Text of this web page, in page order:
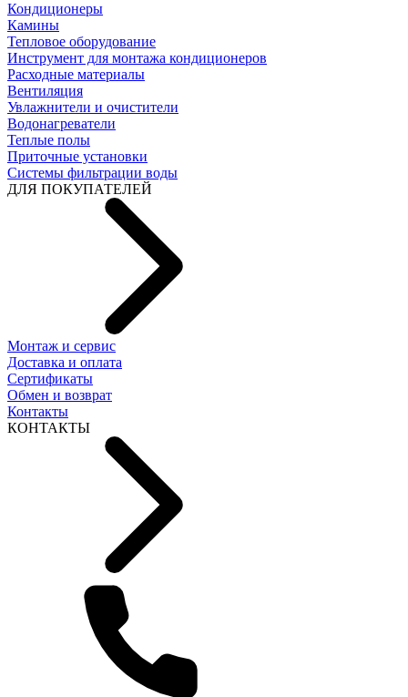
Кондиционеры
Камины
Тепловое оборудование
Инструмент для монтажа кондиционеров
Расходные материалы
Вентиляция
Увлажнители и очистители
Водонагреватели
Теплые полы
Приточные установки
Системы фильтрации воды
ДЛЯ ПОКУПАТЕЛЕЙ
Монтаж и сервис
Доставка и оплата
Сертификаты
Обмен и возврат
Контакты
КОНТАКТЫ